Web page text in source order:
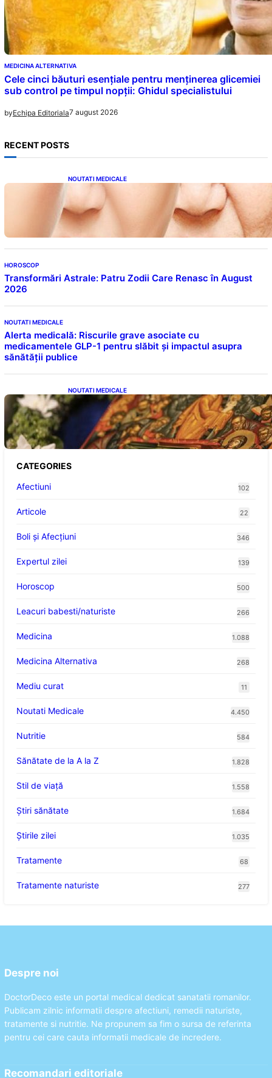
MEDICINA ALTERNATIVA
Cele cinci băuturi esențiale pentru menținerea glicemiei
sub control pe timpul nopții: Ghidul specialistului
byEchipa Editoriala7 august 2026
RECENT POSTS
NOUTATI MEDICALE
Evoluția Personalității după 70 de Ani: Ce
Revelații Ne Oferă Studiile Psihologice
HOROSCOP
Transformări Astrale: Patru Zodii Care Renasc în August
2026
NOUTATI MEDICALE
Alerta medicală: Riscurile grave asociate cu
medicamentele GLP-1 pentru slăbit și impactul asupra
sănătății publice
NOUTATI MEDICALE
Postul Adormirii Maicii Domnului: Tradiții,
Superstiții și Implicații Spiritualitate în 2026
CATEGORIES
Afectiuni
102
Articole 22
Boli și Afecțiuni 346
Expertul zilei 139
Horoscop 500
Leacuri babesti/naturiste 266
Medicina 1.088
Medicina Alternativa 268
Mediu curat 11
Noutati Medicale 4.450
Nutritie 584
Sănătate de la A la Z 1.828
Stil de viaţă 1.558
Ştiri sănătate 1.684
Știrile zilei 1.035
Tratamente 68
Tratamente naturiste 277
Despre noi
DoctorDeco este un portal medical dedicat sanatatii romanilor.
Publicam zilnic informatii despre afectiuni, remedii naturiste,
tratamente si nutritie. Ne propunem sa fim o sursa de referinta
pentru cei care cauta informatii medicale de incredere.
Recomandari editoriale